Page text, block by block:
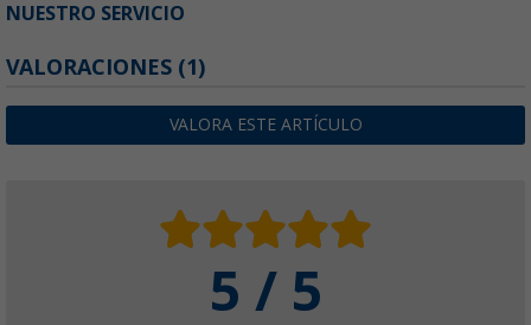
NUESTRO SERVICIO
VALORACIONES (1)
VALORA ESTE ARTÍCULO
5 / 5